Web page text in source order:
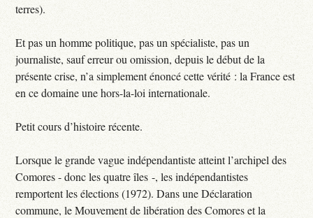
terres).
Et pas un homme politique, pas un spécialiste, pas un
journaliste, sauf erreur ou omission, depuis le début de la
présente crise, n’a simplement énoncé cette vérité : la France est
en ce domaine une hors-la-loi internationale.
Petit cours d’histoire récente.
Lorsque le grande vague indépendantiste atteint l’archipel des
Comores - donc les quatre îles -, les indépendantistes
remportent les élections (1972). Dans une Déclaration
commune, le Mouvement de libération des Comores et la